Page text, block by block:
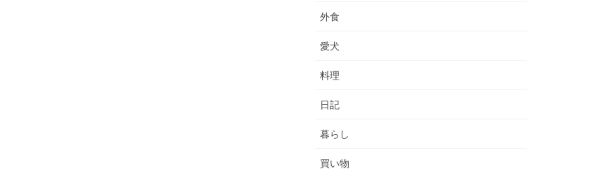
外食
愛犬
料理
日記
暮らし
買い物